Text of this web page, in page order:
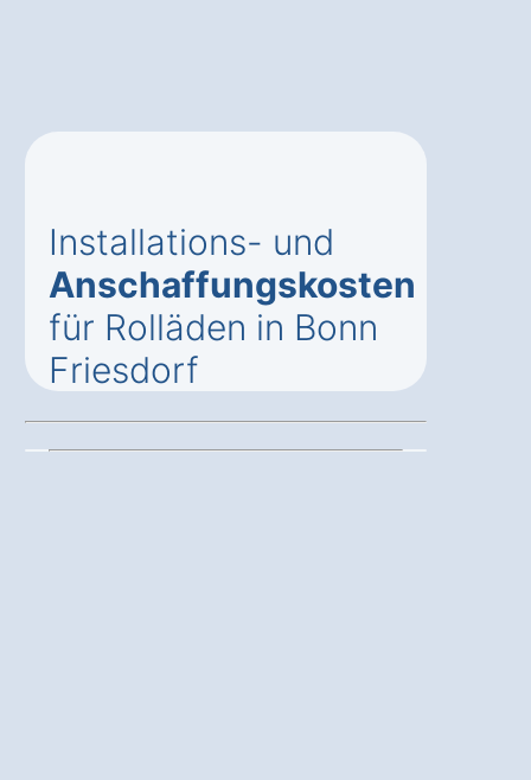
Installations- und
Anschaffungskosten
für Rolläden in Bonn
Friesdorf